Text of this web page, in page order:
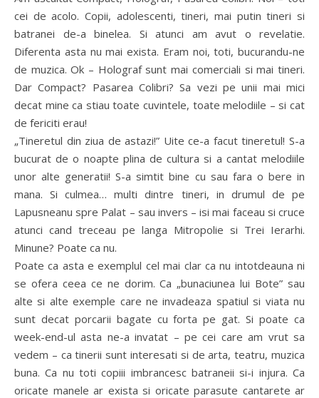
cei de acolo. Copii, adolescenti, tineri, mai putin tineri si
batranei de-a binelea. Si atunci am avut o revelatie.
Diferenta asta nu mai exista. Eram noi, toti, bucurandu-ne
de muzica. Ok – Holograf sunt mai comerciali si mai tineri.
Dar Compact? Pasarea Colibri? Sa vezi pe unii mai mici
decat mine ca stiau toate cuvintele, toate melodiile – si cat
de fericiti erau!
„Tineretul din ziua de astazi!” Uite ce-a facut tineretul! S-a
bucurat de o noapte plina de cultura si a cantat melodiile
unor alte generatii! S-a simtit bine cu sau fara o bere in
mana. Si culmea… multi dintre tineri, in drumul de pe
Lapusneanu spre Palat – sau invers – isi mai faceau si cruce
atunci cand treceau pe langa Mitropolie si Trei Ierarhi.
Minune? Poate ca nu.
Poate ca asta e exemplul cel mai clar ca nu intotdeauna ni
se ofera ceea ce ne dorim. Ca „bunaciunea lui Bote” sau
alte si alte exemple care ne invadeaza spatiul si viata nu
sunt decat porcarii bagate cu forta pe gat. Si poate ca
week-end-ul asta ne-a invatat – pe cei care am vrut sa
vedem – ca tinerii sunt interesati si de arta, teatru, muzica
buna. Ca nu toti copiii imbrancesc batraneii si-i injura. Ca
oricate manele ar exista si oricate parasute cantarete ar